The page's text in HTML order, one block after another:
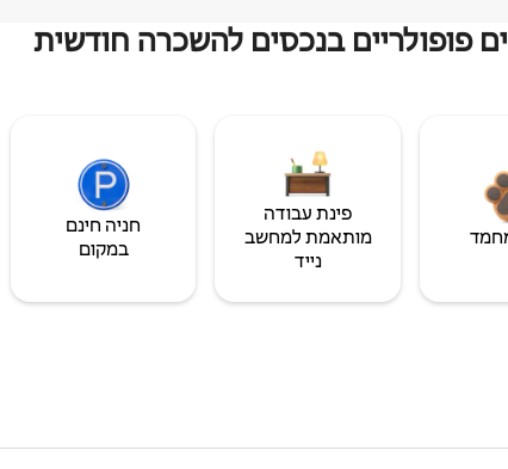
פופולריים בנכסים להשכרה חודשית
פינת עבודה
מותאמת למחשב
נייד
חניה חינם
במקום